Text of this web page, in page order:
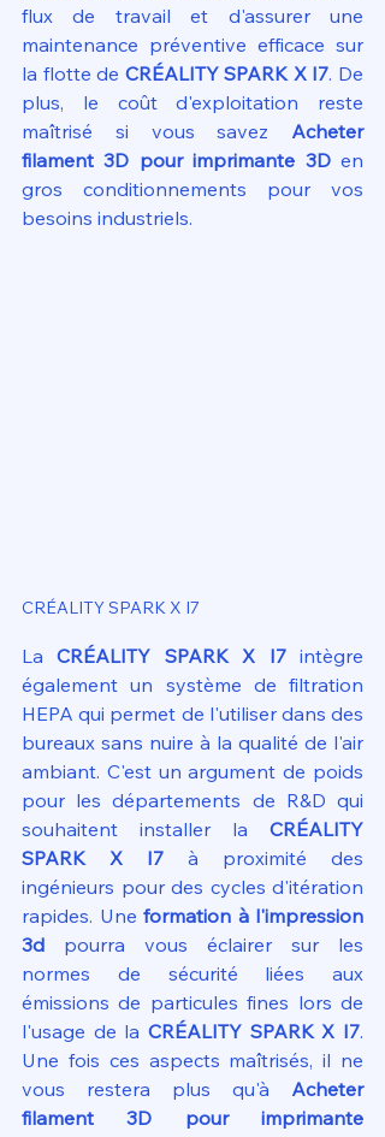
flux de travail et d'assurer une
maintenance préventive efficace sur
la flotte de CRÉALITY SPARK X I7. De
plus, le coût d'exploitation reste
maîtrisé si vous savez Acheter
filament 3D pour imprimante 3D en
gros conditionnements pour vos
besoins industriels.
CRÉALITY SPARK X I7
La CRÉALITY SPARK X I7 intègre
également un système de filtration
HEPA qui permet de l'utiliser dans des
bureaux sans nuire à la qualité de l'air
ambiant. C'est un argument de poids
pour les départements de R&D qui
souhaitent installer la CRÉALITY
SPARK X I7 à proximité des
ingénieurs pour des cycles d'itération
rapides. Une formation à l'impression
3d pourra vous éclairer sur les
normes de sécurité liées aux
émissions de particules fines lors de
l'usage de la CRÉALITY SPARK X I7.
Une fois ces aspects maîtrisés, il ne
vous restera plus qu'à Acheter
filament 3D pour imprimante